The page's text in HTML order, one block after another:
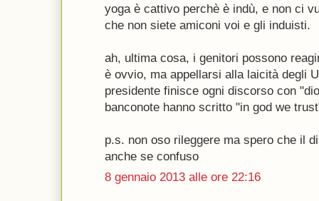
yoga è cattivo perchè è indù, e non ci
che non siete amiconi voi e gli induisti.
ah, ultima cosa, i genitori possono
è ovvio, ma appellarsi alla laicità degli
presidente finisce ogni discorso con
banconote hanno scritto "in god we
p.s. non oso rileggere ma spero che il
anche se confuso
8 gennaio 2013 alle ore 22:16